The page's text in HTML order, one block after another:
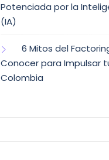
Potenciada por la
(IA)
6 Mitos del
Conocer para Impulsar
Colombia